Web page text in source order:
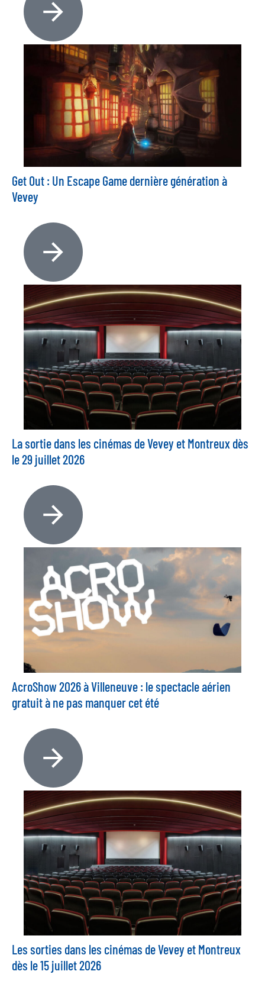
Get Out : Un Escape Game dernière génération à
Vevey
La sortie dans les cinémas de Vevey et Montreux dès
le 29 juillet 2026
AcroShow 2026 à Villeneuve : le spectacle aérien
gratuit à ne pas manquer cet été
Les sorties dans les cinémas de Vevey et Montreux
dès le 15 juillet 2026